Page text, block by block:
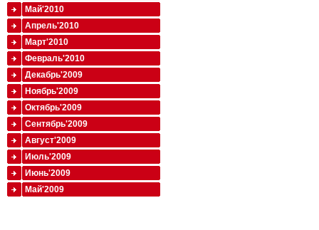
Май'2010
Апрель'2010
Март'2010
Февраль'2010
Декабрь'2009
Ноябрь'2009
Октябрь'2009
Сентябрь'2009
Август'2009
Июль'2009
Июнь'2009
Май'2009